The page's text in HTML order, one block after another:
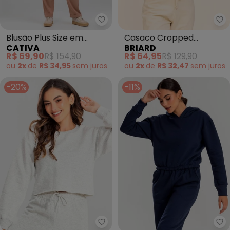
Cativa - Blusão Plus Size em
Blusão Plus Size em
Moletom (Branco)
CATIVA
R$ 69,90R$ 154,90
ou 2x de R$ 34,95 sem juros
Casaco Cropped
Feminino de Moletom
Capuz (Branco)
BRIARD
R$ 64,95R$ 129,90
ou 2x de R$ 32,47 sem juros
-20%
Meu Jeans - Cropped Moletom
-11%